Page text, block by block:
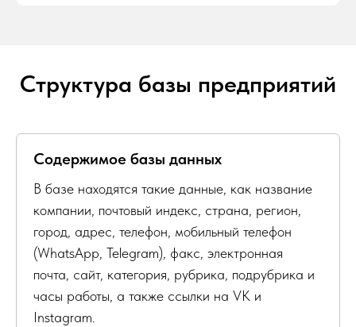
Структура базы предприятий
Содержимое базы данных
В базе находятся такие данные, как название
компании, почтовый индекс, страна, регион,
город, адрес, телефон, мобильный телефон
(WhatsApp, Telegram), факс, электронная
почта, сайт, категория, рубрика, подрубрика и
часы работы, а также ссылки на VK и
Instagram.